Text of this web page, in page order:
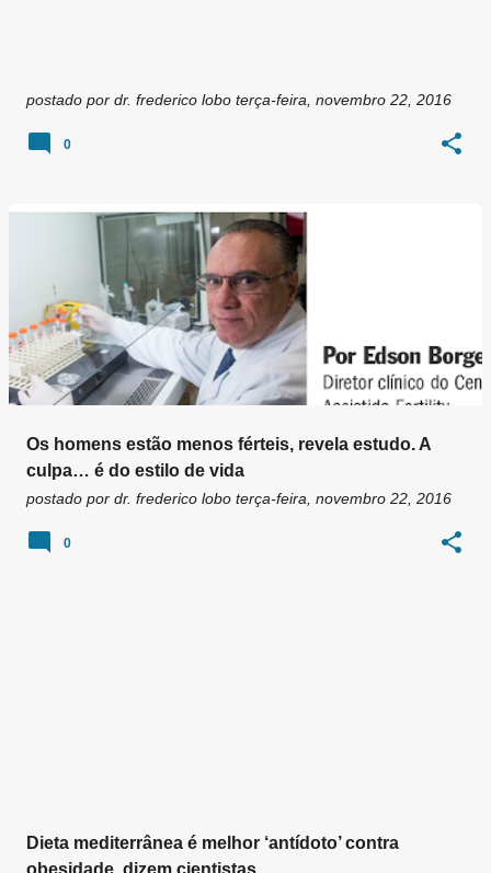
postado por dr. frederico lobo terça-feira, novembro 22, 2016
0
Os homens estão menos férteis, revela estudo. A
culpa… é do estilo de vida
postado por dr. frederico lobo terça-feira, novembro 22, 2016
0
Dieta mediterrânea é melhor ‘antídoto’ contra
obesidade, dizem cientistas